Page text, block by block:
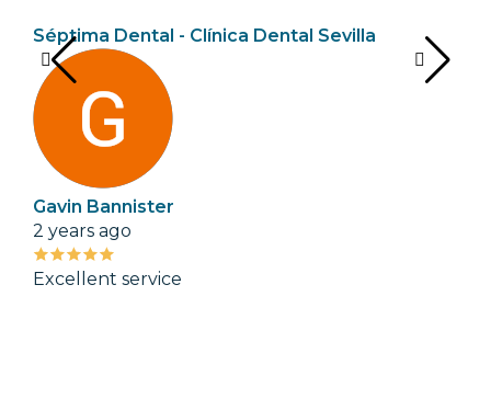
Séptima Dental - Clínica Dental Sevilla
Gavin Bannister
2 years ago
Excellent service